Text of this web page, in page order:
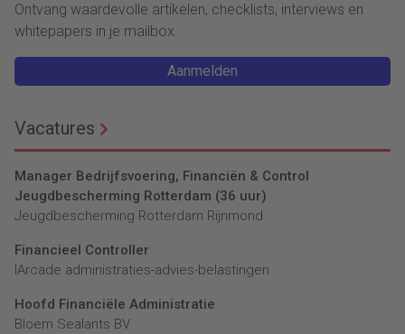
Ontvang waardevolle artikelen, checklists, interviews en
whitepapers in je mailbox.
Aanmelden
Vacatures
Manager Bedrijfsvoering, Financiën & Control
Jeugdbescherming Rotterdam (36 uur)
Jeugdbescherming Rotterdam Rijnmond
Financieel Controller
lArcade administraties-advies-belastingen
Hoofd Financiële Administratie
Bloem Sealants BV